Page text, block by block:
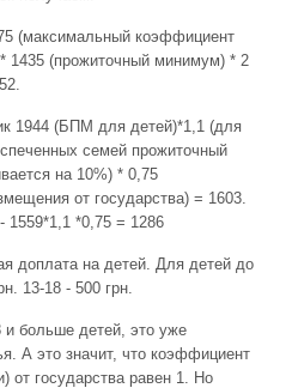
(максимальный коэффициент
1435 (прожиточный минимум) * 2
1944 (БПМ для детей)*1,1 (для
семей прожиточный
на 10%) * 0,75
от государства) = 1603.
1559*1,1 *0,75 = 1286
доплата на детей. Для детей до
13-18 - 500 грн.
больше детей, это уже
А это значит, что коэффициент
от государства равен 1. Но